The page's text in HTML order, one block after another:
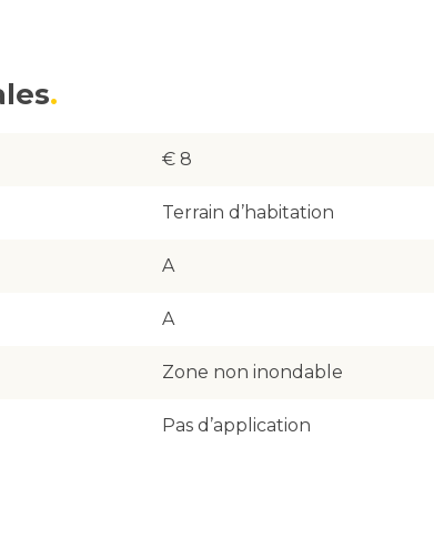
€ 8
Terrain d’habitation
A
A
Zone non inondable
Pas d’application